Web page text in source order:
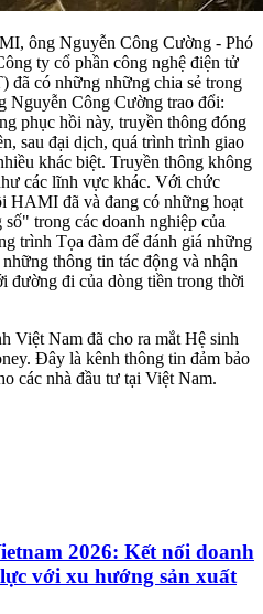
ông Nguyễn Công Cường - Phó
ty cổ phần công nghệ điện tử
có những những chia sẻ trong
Nguyễn Công Cường trao đổi:
phục hồi này, truyền thông đóng
sau đại dịch, quá trình trình giao
khác biệt. Truyền thông không
các lĩnh vực khác. Với chức
HAMI đã và đang có những hoạt
trong các doanh nghiệp của
trình Tọa đàm để đánh giá những
thông tin tác động và nhận
đường đi của dòng tiền trong thời
Việt Nam đã cho ra mắt Hệ sinh
Đây là kênh thông tin đảm bảo
các nhà đầu tư tại Việt Nam.
2026: Kết nối doanh
với xu hướng sản xuất